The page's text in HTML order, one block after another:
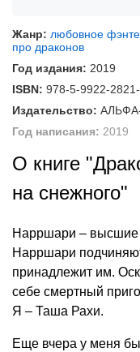
Жанр: любовное
про драконов
Год издания: 2019
ISBN: 978-5-9922-
Издательство:
Год написания: 2019
О книге
на снежного"
Нарршари – высшие
Нарршари
принадлежит им.
себе смертный
Я – Таша Рахи.
Еще вчера у меня